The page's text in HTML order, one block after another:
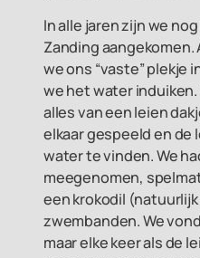
In alle jaren zijn we
Zanding aangekomen.
we ons “vaste” plekje
we het water
alles van een leien
elkaar gespeeld en de
water te vinden. We
meegenomen,
een krokodil
zwembanden. We
maar elke keer als de